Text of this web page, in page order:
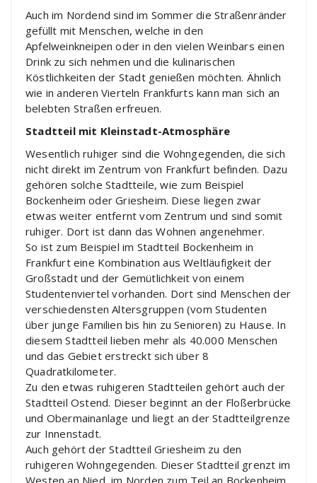
Auch im Nordend sind im Sommer die Straßenränder
gefüllt mit Menschen, welche in den
Apfelweinkneipen oder in den vielen Weinbars einen
Drink zu sich nehmen und die kulinarischen
Köstlichkeiten der Stadt genießen möchten. Ähnlich
wie in anderen Vierteln Frankfurts kann man sich an
belebten Straßen erfreuen.
Stadtteil mit Kleinstadt-Atmosphäre
Wesentlich ruhiger sind die Wohngegenden, die sich
nicht direkt im Zentrum von Frankfurt befinden. Dazu
gehören solche Stadtteile, wie zum Beispiel
Bockenheim oder Griesheim. Diese liegen zwar
etwas weiter entfernt vom Zentrum und sind somit
ruhiger. Dort ist dann das Wohnen angenehmer.
So ist zum Beispiel im Stadtteil Bockenheim in
Frankfurt eine Kombination aus Weltläufigkeit der
Großstadt und der Gemütlichkeit von einem
Studentenviertel vorhanden. Dort sind Menschen der
verschiedensten Altersgruppen (vom Studenten
über junge Familien bis hin zu Senioren) zu Hause. In
diesem Stadtteil lieben mehr als 40.000 Menschen
und das Gebiet erstreckt sich über 8
Quadratkilometer.
Zu den etwas ruhigeren Stadtteilen gehört auch der
Stadtteil Ostend. Dieser beginnt an der Floßerbrücke
und Obermainanlage und liegt an der Stadtteilgrenze
zur Innenstadt.
Auch gehört der Stadtteil Griesheim zu den
ruhigeren Wohngegenden. Dieser Stadtteil grenzt im
Westen an Nied, im Norden zum Teil an Bockenheim,